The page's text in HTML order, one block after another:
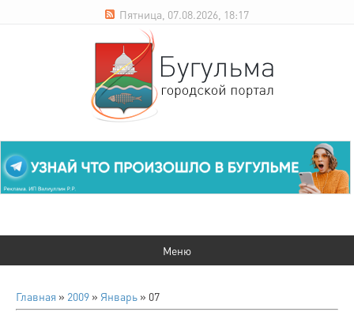
Пятница, 07.08.2026, 18:17
Главная » 2009 » Январь » 07